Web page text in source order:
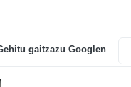
gaitzazu Googlen